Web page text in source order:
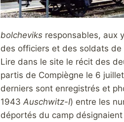
bolcheviksresponsables, aux
des officiers et des soldats de
Lire dans le site le récit des
partis de Compiègne le 6
derniers sont enregistrés et
1943 Auschwitz-I) entre les
déportés du camp